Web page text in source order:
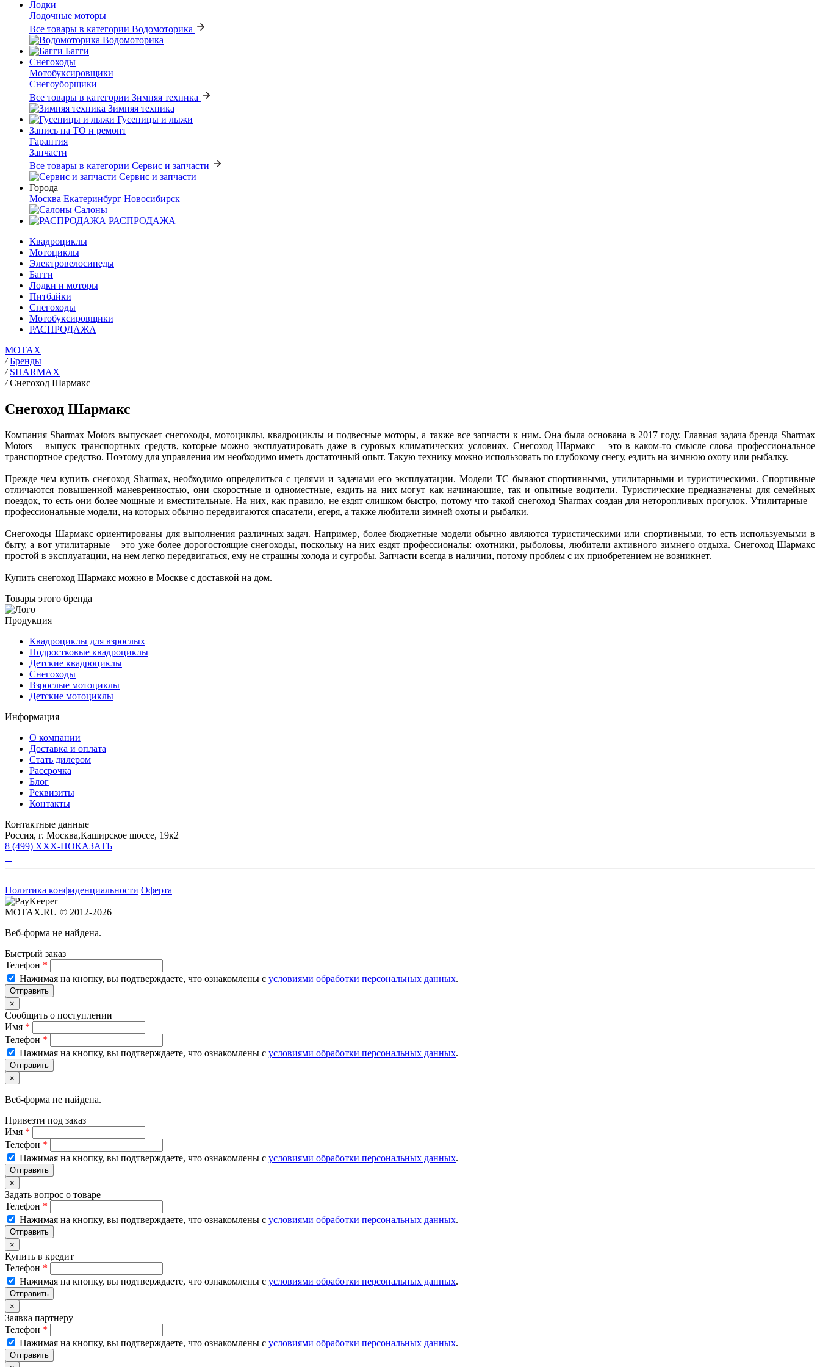
Лодки
Лодочные моторы
Все товары в категории Водомоторика
Водомоторика
Багги
Снегоходы
Мотобуксировщики
Снегоуборщики
Все товары в категории Зимняя техника
Зимняя техника
Гусеницы и лыжи
Запись на ТО и ремонт
Гарантия
Запчасти
Все товары в категории Сервис и запчасти
Сервис и запчасти
Города
Москва Екатеринбург Новосибирск
Салоны
РАСПРОДАЖА
Квадроциклы
Мотоциклы
Электровелосипеды
Багги
Лодки и моторы
Питбайки
Снегоходы
Мотобуксировщики
РАСПРОДАЖА
MOTAX
/ Бренды
/ SHARMAX
/ Снегоход Шармакс
Снегоход Шармакс
Компания Sharmax Motors выпускает снегоходы, мотоциклы, квадроциклы и подвесные моторы, а также все запчасти к ним. Она была основана в 2017 году. Главная задача бренда Sharmax
Motors – выпуск транспортных средств, которые можно эксплуатировать даже в суровых климатических условиях. Снегоход Шармакс – это в каком-то смысле слова профессиональное
транспортное средство. Поэтому для управления им необходимо иметь достаточный опыт. Такую технику можно использовать по глубокому снегу, ездить на зимнюю охоту или рыбалку.
Прежде чем купить снегоход Sharmax, необходимо определиться с целями и задачами его эксплуатации. Модели ТС бывают спортивными, утилитарными и туристическими. Спортивные
отличаются повышенной маневренностью, они скоростные и одноместные, ездить на них могут как начинающие, так и опытные водители. Туристические предназначены для семейных
поездок, то есть они более мощные и вместительные. На них, как правило, не ездят слишком быстро, потому что такой снегоход Sharmax создан для неторопливых прогулок. Утилитарные –
профессиональные модели, на которых обычно передвигаются спасатели, егеря, а также любители зимней охоты и рыбалки.
Снегоходы Шармакс ориентированы для выполнения различных задач. Например, более бюджетные модели обычно являются туристическими или спортивными, то есть используемыми в
быту, а вот утилитарные – это уже более дорогостоящие снегоходы, поскольку на них ездят профессионалы: охотники, рыболовы, любители активного зимнего отдыха. Снегоход Шармакс
простой в эксплуатации, на нем легко передвигаться, ему не страшны холода и сугробы. Запчасти всегда в наличии, потому проблем с их приобретением не возникнет.
Купить снегоход Шармакс можно в Москве с доставкой на дом.
Товары этого бренда
Продукция
Квадроциклы для взрослых
Подростковые квадроциклы
Детские квадроциклы
Снегоходы
Взрослые мотоциклы
Детские мотоциклы
Информация
О компании
Доставка и оплата
Стать дилером
Рассрочка
Блог
Реквизиты
Контакты
Контактные данные
Россия, г. Москва,Каширское шоссе, 19к2
8 (499) XXX-ПОКАЗАТЬ
Политика конфиденциальности Оферта
MOTAX.RU © 2012-2026
Веб-форма не найдена.
Быстрый заказ
Телефон *
Нажимая на кнопку, вы подтверждаете, что ознакомлены с условиями обработки персональных данных.
×
Сообщить о поступлении
Имя *
Телефон *
Нажимая на кнопку, вы подтверждаете, что ознакомлены с условиями обработки персональных данных.
×
Веб-форма не найдена.
Привезти под заказ
Имя *
Телефон *
Нажимая на кнопку, вы подтверждаете, что ознакомлены с условиями обработки персональных данных.
×
Задать вопрос о товаре
Телефон *
Нажимая на кнопку, вы подтверждаете, что ознакомлены с условиями обработки персональных данных.
×
Купить в кредит
Телефон *
Нажимая на кнопку, вы подтверждаете, что ознакомлены с условиями обработки персональных данных.
×
Заявка партнеру
Телефон *
Нажимая на кнопку, вы подтверждаете, что ознакомлены с условиями обработки персональных данных.